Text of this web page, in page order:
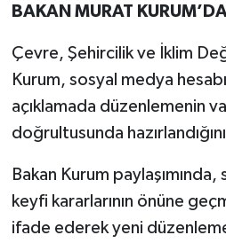
BAKAN MURAT
Çevre, Şehircilik ve İklim
Kurum, sosyal medya
açıklamada düzenlemenin
doğrultusunda
Bakan Kurum
keyfi kararlarının önüne
ifade ederek yeni